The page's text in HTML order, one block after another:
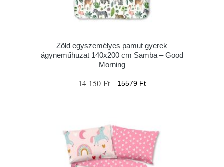
Zöld egyszemélyes pamut gyerek
ágyneműhuzat 140x200 cm Samba – Good
Morning
14 150 Ft 15579 Ft